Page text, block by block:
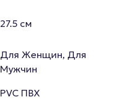
27.5 см
Для Женщин, Для
Мужчин
PVC ПВХ